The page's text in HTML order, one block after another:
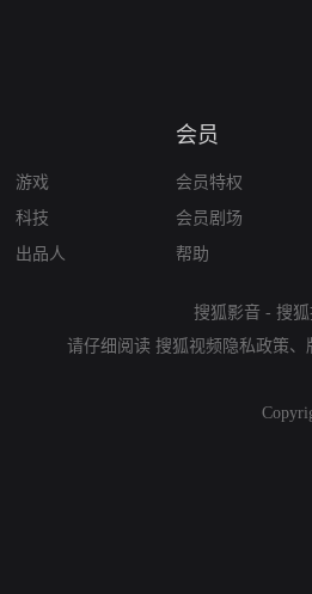
游戏
科技
出品人
会员
会员特权
会员剧场
帮助
搜狐影音 - 搜
请仔细阅读 搜狐视频隐私政策、